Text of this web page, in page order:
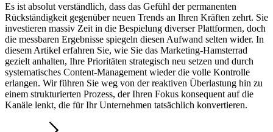
Es ist absolut verständlich, dass das Gefühl der permanenten
Rückständigkeit gegenüber neuen Trends an Ihren Kräften zehrt. Sie
investieren massiv Zeit in die Bespielung diverser Plattformen, doch
die messbaren Ergebnisse spiegeln diesen Aufwand selten wider. In
diesem Artikel erfahren Sie, wie Sie das Marketing-Hamsterrad
gezielt anhalten, Ihre Prioritäten strategisch neu setzen und durch
systematisches Content-Management wieder die volle Kontrolle
erlangen. Wir führen Sie weg von der reaktiven Überlastung hin zu
einem strukturierten Prozess, der Ihren Fokus konsequent auf die
Kanäle lenkt, die für Ihr Unternehmen tatsächlich konvertieren.